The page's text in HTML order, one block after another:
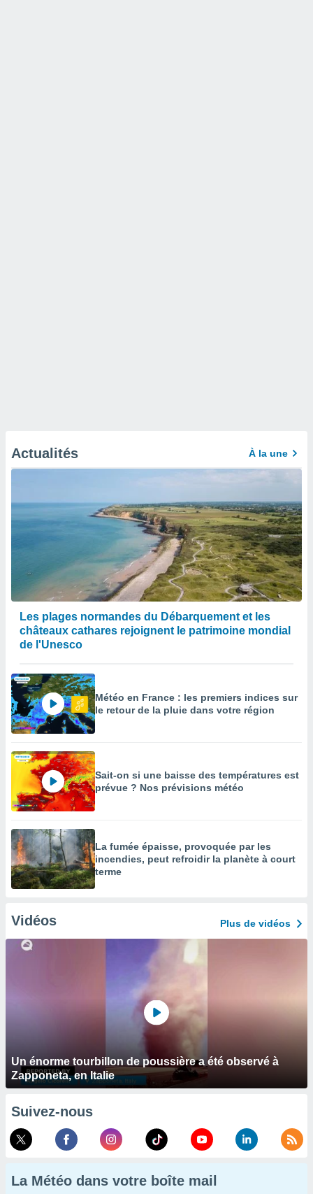
Actualités À la une
Les plages normandes du Débarquement et les
châteaux cathares rejoignent le patrimoine mondial
de l'Unesco
Météo en France : les premiers indices sur
le retour de la pluie dans votre région
Sait-on si une baisse des températures est
prévue ? Nos prévisions météo
La fumée épaisse, provoquée par les
incendies, peut refroidir la planète à court
terme
Vidéos Plus de vidéos
Un énorme tourbillon de poussière a été observé à
Zapponeta, en Italie
Suivez-nous
La Météo dans votre boîte mail